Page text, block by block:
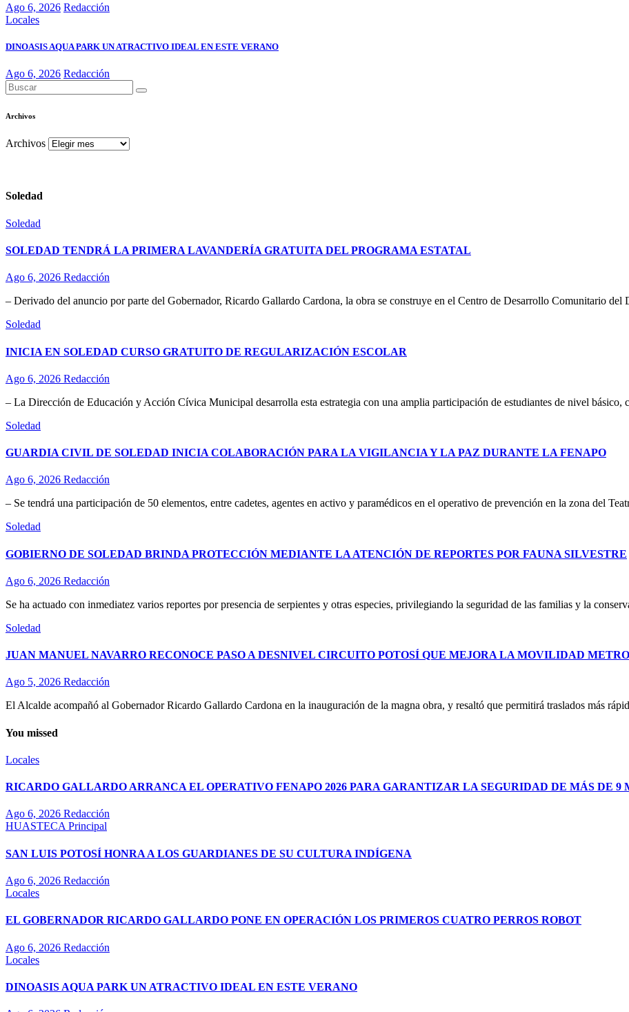
Ago 6, 2026 Redacción
Locales
DINOASIS AQUA PARK UN ATRACTIVO IDEAL EN ESTE VERANO
Ago 6, 2026 Redacción
Archivos
Archivos
Soledad
Soledad
SOLEDAD TENDRÁ LA PRIMERA LAVANDERÍA GRATUITA DEL PROGRAMA ESTATAL
Ago 6, 2026 Redacción
– Derivado del anuncio por parte del Gobernador, Ricardo Gallardo Cardona, la obra se construye en el Centro de Desarrollo Comunitario
Soledad
INICIA EN SOLEDAD CURSO GRATUITO DE REGULARIZACIÓN ESCOLAR
Ago 6, 2026 Redacción
– La Dirección de Educación y Acción Cívica Municipal desarrolla esta estrategia con una amplia participación de estudiantes de nivel básico,
Soledad
GUARDIA CIVIL DE SOLEDAD INICIA COLABORACIÓN PARA LA VIGILANCIA Y LA PAZ DURANTE LA FENAPO
Ago 6, 2026 Redacción
– Se tendrá una participación de 50 elementos, entre cadetes, agentes en activo y paramédicos en el operativo de prevención en la zona del
Soledad
GOBIERNO DE SOLEDAD BRINDA PROTECCIÓN MEDIANTE LA ATENCIÓN DE REPORTES POR FAUNA SILVESTRE
Ago 6, 2026 Redacción
Se ha actuado con inmediatez varios reportes por presencia de serpientes y otras especies, privilegiando la seguridad de las familias y la
Soledad
JUAN MANUEL NAVARRO RECONOCE PASO A DESNIVEL CIRCUITO POTOSÍ QUE MEJORA LA MOVILIDAD
Ago 5, 2026 Redacción
El Alcalde acompañó al Gobernador Ricardo Gallardo Cardona en la inauguración de la magna obra, y resaltó que permitirá traslados más
You missed
Locales
RICARDO GALLARDO ARRANCA EL OPERATIVO FENAPO 2026 PARA GARANTIZAR LA SEGURIDAD DE MÁS DE 9
Ago 6, 2026 Redacción
HUASTECAPrincipal
SAN LUIS POTOSÍ HONRA A LOS GUARDIANES DE SU CULTURA INDÍGENA
Ago 6, 2026 Redacción
Locales
EL GOBERNADOR RICARDO GALLARDO PONE EN OPERACIÓN LOS PRIMEROS CUATRO PERROS ROBOT
Ago 6, 2026 Redacción
Locales
DINOASIS AQUA PARK UN ATRACTIVO IDEAL EN ESTE VERANO